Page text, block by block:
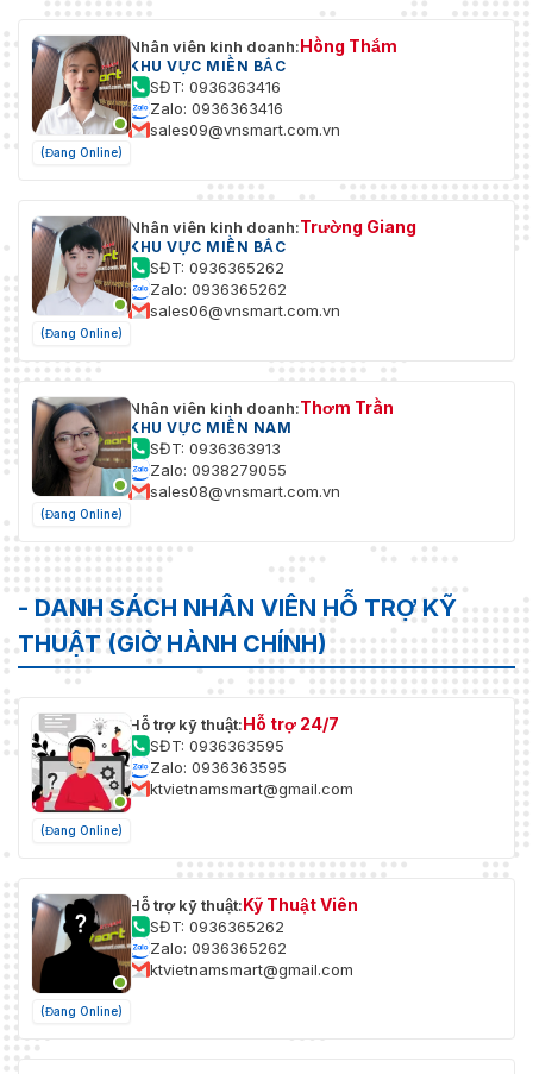
(Đang Online)
Nhân viên kinh doanh:Hồng Thắm
KHU VỰC MIỀN BẮC
SĐT: 0936363416
Zalo: 0936363416
sales09@vnsmart.com.vn
(Đang Online)
Nhân viên kinh doanh:Trường Giang
KHU VỰC MIỀN BẮC
SĐT: 0936365262
Zalo: 0936365262
sales06@vnsmart.com.vn
(Đang Online)
Nhân viên kinh doanh:Thơm Trần
KHU VỰC MIỀN NAM
SĐT: 0936363913
Zalo: 0938279055
sales08@vnsmart.com.vn
- DANH SÁCH NHÂN VIÊN HỖ TRỢ KỸ
THUẬT (GIỜ HÀNH CHÍNH)
(Đang Online)
Hỗ trợ kỹ thuật:Hỗ trợ 24/7
SĐT: 0936363595
Zalo: 0936363595
ktvietnamsmart@gmail.com
(Đang Online)
Hỗ trợ kỹ thuật:Kỹ Thuật Viên
SĐT: 0936365262
Zalo: 0936365262
ktvietnamsmart@gmail.com